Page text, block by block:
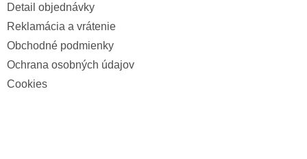
Detail objednávky
Reklamácia a vrátenie
Obchodné podmienky
Ochrana osobných údajov
Cookies